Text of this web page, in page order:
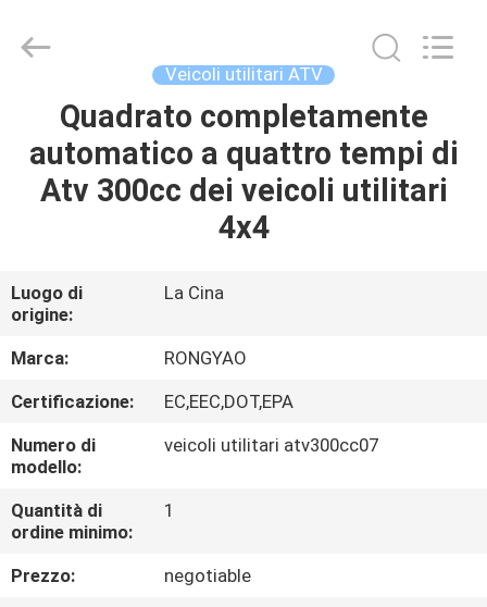
CASA
PRODOTTI
NOI
GIRO
DELLA
FABBRICA
CONTROLLO
DI
QUALITÀ
Rongyao
Vehicle
Veicoli utilitari ATV
Quadrato completamente
automatico a quattro tempi di
Atv 300cc dei veicoli utilitari
4x4
Luogo di
origine:
La Cina
Marca:
RONGYAO
Certificazione:
EC,EEC,DOT,EPA
Numero di
modello:
veicoli utilitari atv300cc07
Quantità di
ordine minimo:
1
Prezzo:
negotiable